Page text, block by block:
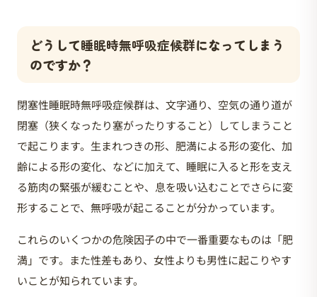
どうして睡眠時無呼吸症候群になってしまう
のですか？
閉塞性睡眠時無呼吸症候群は、文字通り、空気の通り道が
閉塞（狭くなったり塞がったりすること）してしまうこと
で起こります。生まれつきの形、肥満による形の変化、加
齢による形の変化、などに加えて、睡眠に入ると形を支え
る筋肉の緊張が緩むことや、息を吸い込むことでさらに変
形することで、無呼吸が起こることが分かっています。
これらのいくつかの危険因子の中で一番重要なものは「肥
満」です。また性差もあり、女性よりも男性に起こりやす
いことが知られています。